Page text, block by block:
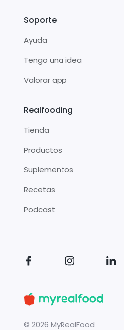
Soporte
Ayuda
Tengo una idea
Valorar app
Realfooding
Tienda
Productos
Suplementos
Recetas
Podcast
© 2026 MyRealFood